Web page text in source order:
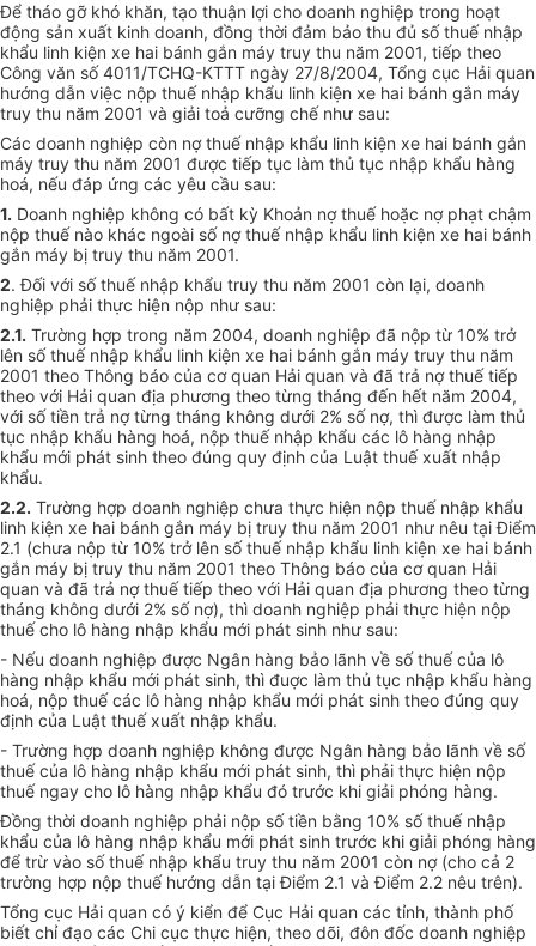
Để tháo gỡ khó khăn, tạo thuận lợi cho doanh nghiệp trong hoạt
động sản xuất kinh doanh, đồng thời đảm bảo thu đủ số thuế nhập
khẩu linh kiện xe hai bánh gắn máy truy thu năm 2001, tiếp theo
Công văn số 4011/TCHQ-KTTT ngày 27/8/2004, Tổng cục Hải quan
hướng dẫn việc nộp thuế nhập khẩu linh kiện xe hai bánh gắn máy
truy thu năm 2001 và giải toả cưỡng chế như sau:
Các doanh nghiệp còn nợ thuế nhập khẩu linh kiện xe hai bánh gắn
máy truy thu năm 2001 được tiếp tục làm thủ tục nhập khẩu hàng
hoá, nếu đáp ứng các yêu cầu sau:
1. Doanh nghiệp không có bất kỳ Khoản nợ thuế hoặc nợ phạt chậm
nộp thuế nào khác ngoài số nợ thuế nhập khẩu linh kiện xe hai bánh
gắn máy bị truy thu năm 2001.
2. Đối với số thuế nhập khẩu truy thu năm 2001 còn lại, doanh
nghiệp phải thực hiện nộp như sau:
2.1. Trường hợp trong năm 2004, doanh nghiệp đã nộp từ 10% trở
lên số thuế nhập khẩu linh kiện xe hai bánh gắn máy truy thu năm
2001 theo Thông báo của cơ quan Hải quan và đã trả nợ thuế tiếp
theo với Hải quan địa phương theo từng tháng đến hết năm 2004,
với số tiền trả nợ từng tháng không dưới 2% số nợ, thì được làm thủ
tục nhập khẩu hàng hoá, nộp thuế nhập khẩu các lô hàng nhập
khẩu mới phát sinh theo đúng quy định của Luật thuế xuất nhập
khẩu.
2.2. Trường hợp doanh nghiệp chưa thực hiện nộp thuế nhập khẩu
linh kiện xe hai bánh gắn máy bị truy thu năm 2001 như nêu tại Điểm
2.1 (chưa nộp từ 10% trở lên số thuế nhập khẩu linh kiện xe hai bánh
gắn máy bị truy thu năm 2001 theo Thông báo của cơ quan Hải
quan và đã trả nợ thuế tiếp theo với Hải quan địa phương theo từng
tháng không dưới 2% số nợ), thì doanh nghiệp phải thực hiện nộp
thuế cho lô hàng nhập khẩu mới phát sinh như sau:
- Nếu doanh nghiệp được Ngân hàng bảo lãnh về số thuế của lô
hàng nhập khẩu mới phát sinh, thì đuợc làm thủ tục nhập khẩu hàng
hoá, nộp thuế các lô hàng nhập khẩu mới phát sinh theo đúng quy
định của Luật thuế xuất nhập khẩu.
- Trường hợp doanh nghiệp không được Ngân hàng bảo lãnh về số
thuế của lô hàng nhập khẩu mới phát sinh, thì phải thực hiện nộp
thuế ngay cho lô hàng nhập khẩu đó trước khi giải phóng hàng.
Đồng thời doanh nghiệp phải nộp số tiền bằng 10% số thuế nhập
khẩu của lô hàng nhập khẩu mới phát sinh trước khi giải phóng hàng
để trừ vào số thuế nhập khẩu truy thu năm 2001 còn nợ (cho cả 2
trường hợp nộp thuế hướng dẫn tại Điểm 2.1 và Điểm 2.2 nêu trên).
Tổng cục Hải quan có ý kiển để Cục Hải quan các tỉnh, thành phố
biết chỉ đạo các Chi cục thực hiện, theo dõi, đôn đốc doanh nghiệp